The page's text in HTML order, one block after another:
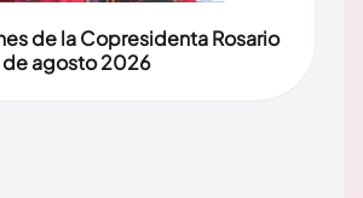
de la Copresidenta Rosario
de agosto 2026